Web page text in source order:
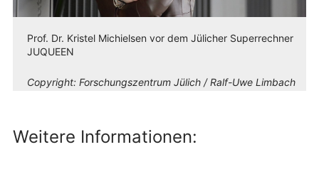
Prof. Dr. Kristel Michielsen vor dem Jülicher Superrechner
JUQUEEN
Copyright: Forschungszentrum Jülich / Ralf-Uwe Limbach
Weitere Informationen: